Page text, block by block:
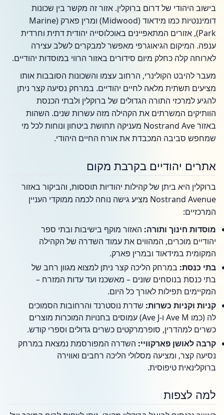
בישוב היהודי של דרום ברוקלין. אזור זה מקשר בין שכונות
דומיננטיות כמו מידאוד (Midwood) ומרין פארק (Marine
Park), אזורים המתאפיינים באוכלוסייה יהודית דתית וחרדית
ענפה. המיקום הגיאוגרפי מאפשר למבקרים לשלב עצירה
לארוחה קלה כחלק מיום סידורים באזור הרווי במוסדות יהודיים.
מעבר להיבט הקולינרי, הרחוב עצמו והשכונות הסובבות אותו
מציעים תשתית מלאה לחיים יהודיים. במרחק נסיעה קצר ניתן
להגיע למרכזי התורה הגדולים של ברוקלין ולבתי הכנסת
הוותיקים המשרתים את הקהילה מזה עשרות שנים. השהות
באזור Nostrand Ave מעניקה תחושת ביטחון ונוחות לכל מי
שמחפש סביבה המכבדת את אורח החיים היהודי.
אתרים יהודיים בקרבת מקום
ברוקלין היא ביתן של קהילות יהודיות תוססות, והביקור באזור
Nostrand Avenue מציע גישה נוחה לכמה ממוקדי העניין
המרכזיים:
מוסדות חינוך ותורה: האזור מוקף בישיבות ובתי ספר
יהודיים מוכרים, המהווים את עמוד השדרה של הקהילה
המקומית במידאוד ובמרין פארק.
בתי כנסת: במרחק הליכה קצר ניתן למצוא מגוון רחב של
בתי כנסת בנוסחים שונים – מאשכנז ועד עדות המזרח –
המקיימים תפילות לאורך כל היום.
קניות וקניות כשרות: שדרת נוסטרנד והרחובות הסמוכים
לה (כמו Ave M ו-Ave J) עמוסים בחנויות המוכרות מוצרים
כשרים למהדרין, סופרמרקטים כשרים גדולים וספרי קודש.
קרבה לאושן פארקוויי: השדרה המפורסמת נמצאת במרחק
נסיעה קצר, ומציעה מסלולי הליכה רחבים ואווירה
ברוקלינאית טיפוסית.
למה לצפות